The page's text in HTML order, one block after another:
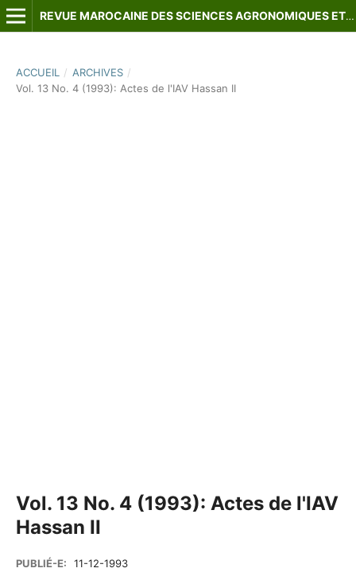
REVUE MAROCAINE DES SCIENCES AGRONOMIQUES ET VÉTÉRINAIRES
ACCUEIL / ARCHIVES /
Vol. 13 No. 4 (1993): Actes de l'IAV Hassan II
Vol. 13 No. 4 (1993): Actes de l'IAV
Hassan II
PUBLIÉ-E: 11-12-1993